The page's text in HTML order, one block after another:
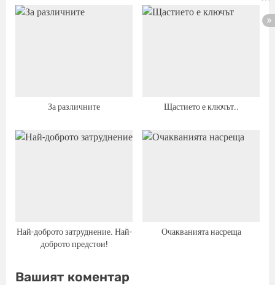
За различните Щастието е ключът..
Най-доброто затруднение. Най-
доброто предстои!
Очакванията насреща
Вашият коментар